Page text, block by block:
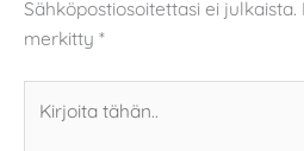
Sähköpostiosoitettasi ei julkaista.
merkitty *
tähän..